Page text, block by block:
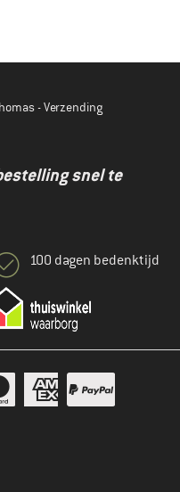
- Verzending
snel te
100 dagen bedenktijd